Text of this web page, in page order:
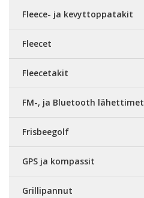
Fleece- ja kevyttoppatakit
Fleecet
Fleecetakit
FM-, ja Bluetooth lähettimet
Frisbeegolf
GPS ja kompassit
Grillipannut